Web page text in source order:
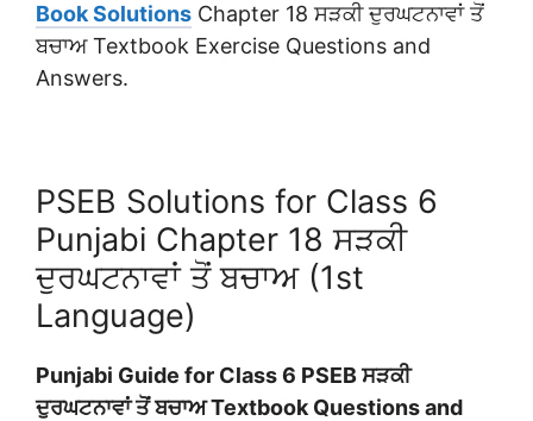
Book Solutions Chapter 18 ਸੜਕੀ ਦੁਰਘਟਨਾਵਾਂ ਤੋਂ
ਬਚਾਅ Textbook Exercise Questions and
Answers.
PSEB Solutions for Class 6
Punjabi Chapter 18 ਸੜਕੀ
ਦੁਰਘਟਨਾਵਾਂ ਤੋਂ ਬਚਾਅ (1st
Language)
Punjabi Guide for Class 6 PSEB ਸੜਕੀ
ਦੁਰਘਟਨਾਵਾਂ ਤੋਂ ਬਚਾਅ Textbook Questions and